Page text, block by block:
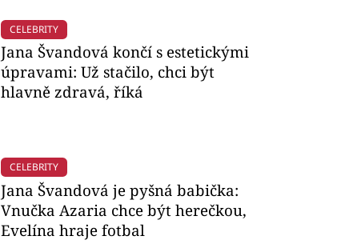
CELEBRITY
Jana Švandová končí s estetickými
úpravami: Už stačilo, chci být
hlavně zdravá, říká
CELEBRITY
Jana Švandová je pyšná babička:
Vnučka Azaria chce být herečkou,
Evelína hraje fotbal